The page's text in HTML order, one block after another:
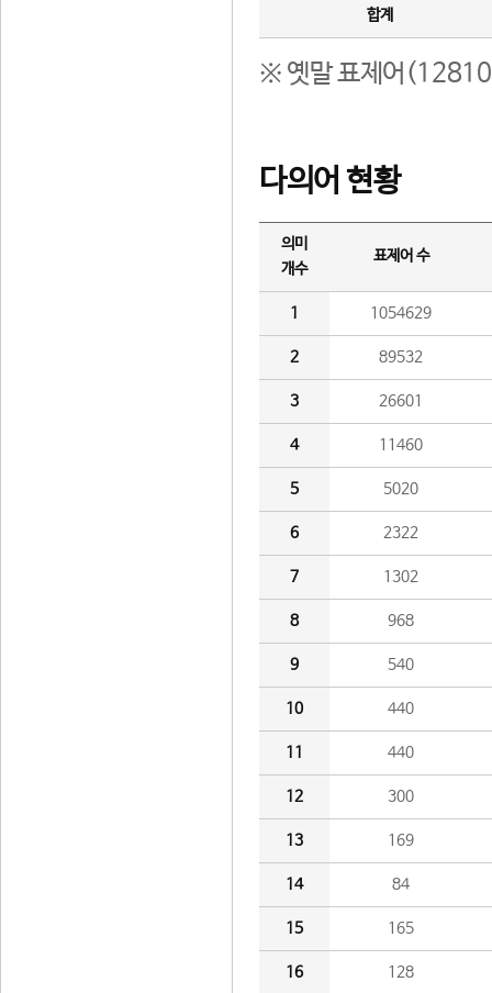
합계
※ 옛말 표제어(12810
다의어 현황
의미
개수
표제어 수
1 1054629
2 89532
3 26601
4 11460
5 5020
6 2322
7 1302
8 968
9 540
10 440
11 440
12 300
13 169
14 84
15 165
16 128